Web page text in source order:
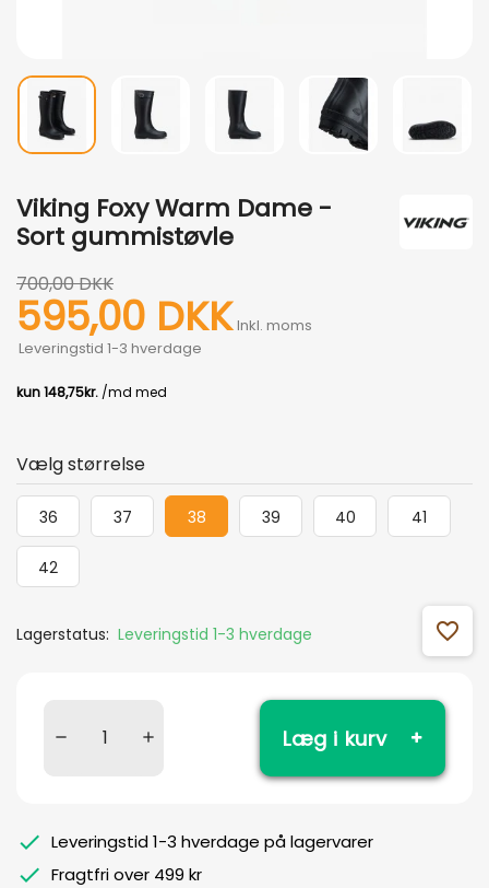
Viking Foxy Warm Dame -
Sort gummistøvle
700,00 DKK
595,00 DKK Inkl. moms
Leveringstid 1-3 hverdage
Vælg størrelse
36 37 38 39 40 41
42
Lagerstatus: Leveringstid 1-3 hverdage favorite_outline
Læg i kurv
Leveringstid 1-3 hverdage på lagervarer
Fragtfri over 499 kr